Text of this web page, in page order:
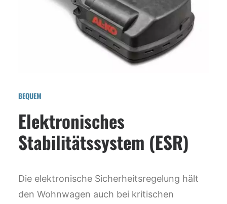
BEQUEM
Elektronisches
Stabilitätssystem (ESR)
Die elektronische Sicherheitsregelung hält
den Wohnwagen auch bei kritischen